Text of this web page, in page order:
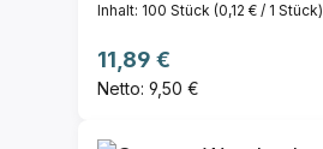
Inhalt: 100 Stück (0,12 € / 1 Stück)
Regulärer Preis:
11,89 €
Netto: 9,50 €